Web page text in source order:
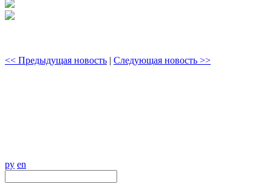
<< Предыдущая новость | Следующая новость >>
ру en